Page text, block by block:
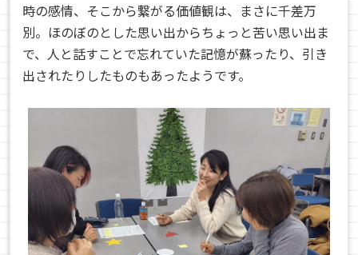
時の感情、そこから繋がる価値観は、まさに千差万
別。ほのぼのとした思い出からちょっと苦い思い出ま
で、人と話すことで忘れていた記憶が蘇ったり、引き
出されたりしたものもあったようです。